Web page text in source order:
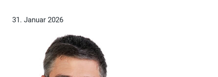
31. Januar 2026